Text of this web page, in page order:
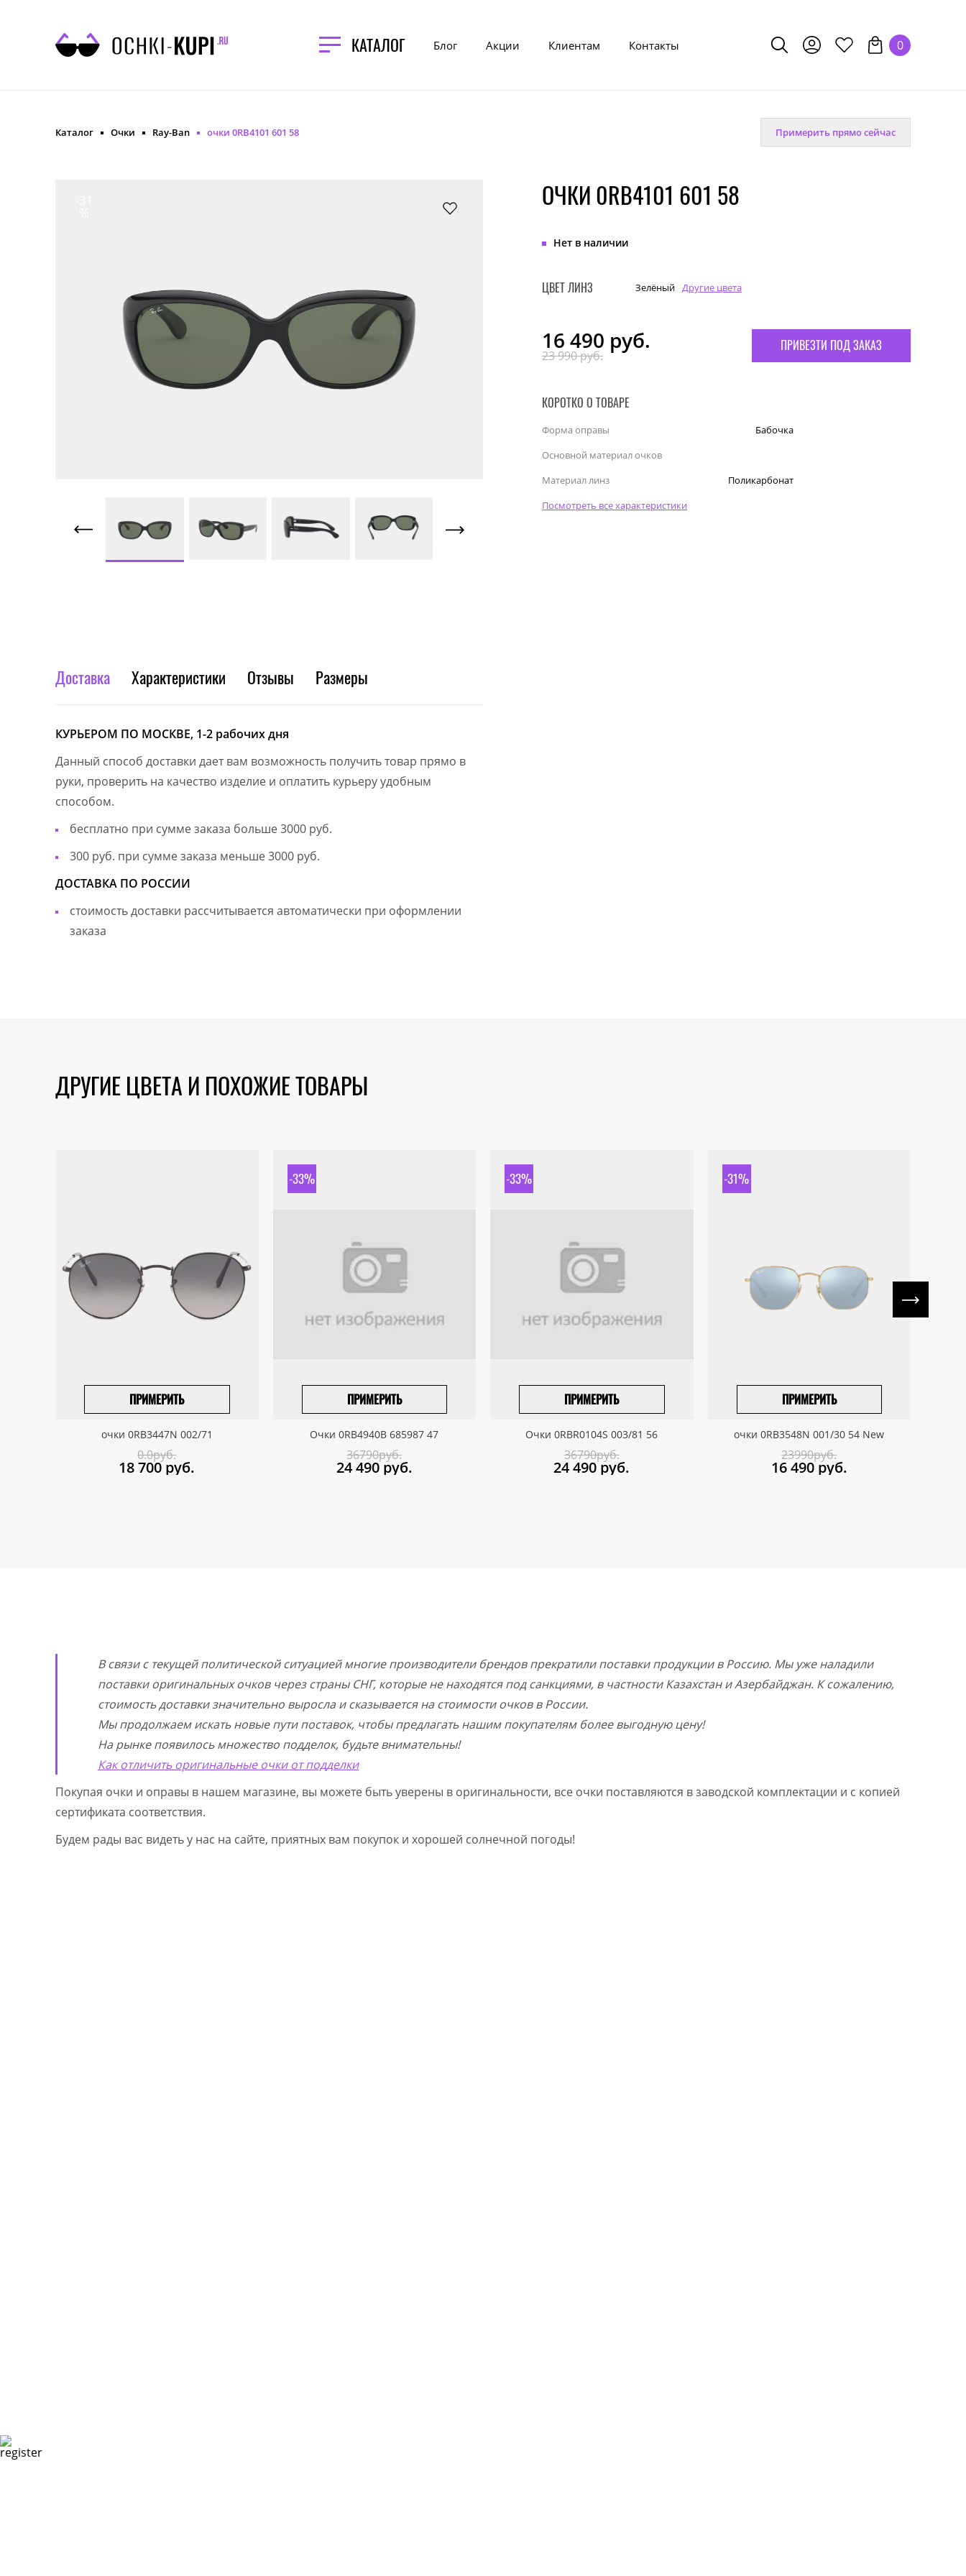
КАТАЛОГ Блог Акции Клиентам Контакты 0
Каталог Очки Ray-Ban очки 0RB4101 601 58 Примерить прямо сейчас
ОЧКИ 0RB4101 601 58
Нет в наличии
ЦВЕТ ЛИНЗ Зелёный Другие цвета
16 490 руб.
23 990 руб.
ПРИВЕЗТИ ПОД ЗАКАЗ
КОРОТКО О ТОВАРЕ
Форма оправы
Бабочка
Основной материал очков
Материал линз
Поликарбонат
Посмотреть все характеристики
Доставка Характеристики Отзывы Размеры
КУРЬЕРОМ ПО МОСКВЕ, 1-2 рабочих дня
Данный способ доставки дает вам возможность получить товар прямо в
руки, проверить на качество изделие и оплатить курьеру удобным
способом.
бесплатно при сумме заказа больше 3000 руб.
300 руб. при сумме заказа меньше 3000 руб.
ДОСТАВКА ПО РОССИИ
стоимость доставки рассчитывается автоматически при оформлении
заказа
ДРУГИЕ ЦВЕТА И ПОХОЖИЕ ТОВАРЫ
ПРИМЕРИТЬ
ВЫБРАТЬ РАЗМЕР
очки 0RB3447N 002/71
0.0руб.
18 700 руб.
-33%
ПРИМЕРИТЬ
ПРИВЕЗТИ ПОД ЗАКАЗ
Очки 0RB4940B 685987 47
36790руб.
24 490 руб.
-33%
ПРИМЕРИТЬ
ПРИВЕЗТИ ПОД ЗАКАЗ
Очки 0RBR0104S 003/81 56
36790руб.
24 490 руб.
-31%
ПРИМЕРИТЬ
ПРИВЕЗТИ ПОД ЗАКАЗ
очки 0RB3548N 001/30 54 New
23990руб.
16 490 руб.
В связи с текущей политической ситуацией многие производители брендов прекратили поставки продукции в Россию. Мы уже наладили
поставки оригинальных очков через страны СНГ, которые не находятся под санкциями, в частности Казахстан и Азербайджан. К сожалению,
стоимость доставки значительно выросла и сказывается на стоимости очков в России.
Мы продолжаем искать новые пути поставок, чтобы предлагать нашим покупателям более выгодную цену!
На рынке появилось множество подделок, будьте внимательны!
Как отличить оригинальные очки от подделки
Покупая очки и оправы в нашем магазине, вы можете быть уверены в оригинальности, все очки поставляются в заводской комплектации и с копией
сертификата соответствия.
Будем рады вас видеть у нас на сайте, приятных вам покупок и хорошей солнечной погоды!